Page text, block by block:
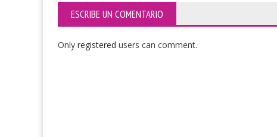
ESCRIBE UN COMENTARIO
Only registered users can comment.